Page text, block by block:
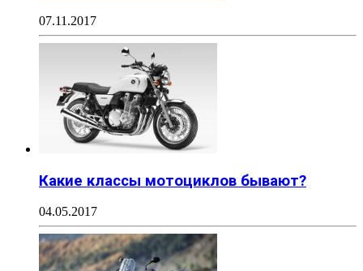
07.11.2017
Какие классы мотоциклов бывают?
04.05.2017